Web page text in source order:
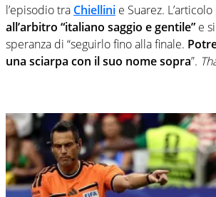
l’episodio tra Chiellini e Suarez.
all’arbitro “italiano saggio e gentile” e
speranza di “seguirlo fino alla finale.
una sciarpa con il suo nome sopra”.